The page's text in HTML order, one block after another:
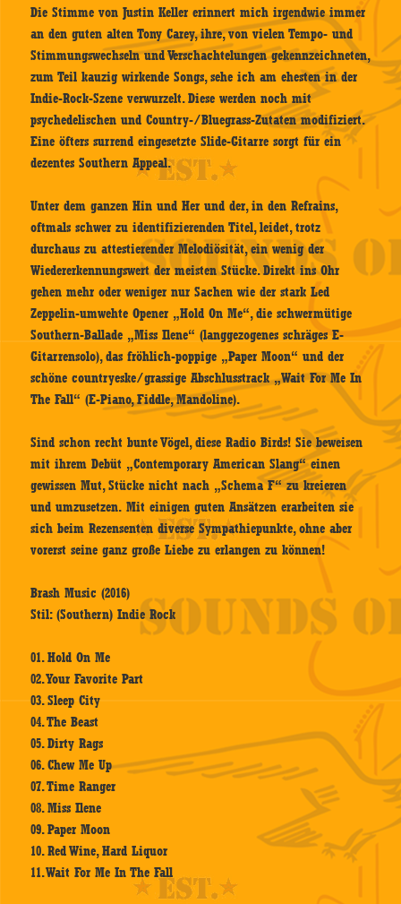
Die Stimme von Justin Keller erinnert mich irgendwie immer
an den guten alten Tony Carey, ihre, von vielen Tempo- und
Stimmungswechseln und Verschachtelungen gekennzeichneten,
zum Teil kauzig wirkende Songs, sehe ich am ehesten in der
Indie-Rock-Szene verwurzelt. Diese werden noch mit
psychedelischen und Country-/Bluegrass-Zutaten modifiziert.
Eine öfters surrend eingesetzte Slide-Gitarre sorgt für ein
dezentes Southern Appeal.
Unter dem ganzen Hin und Her und der, in den Refrains,
oftmals schwer zu identifizierenden Titel, leidet, trotz
durchaus zu attestierender Melodiösität, ein wenig der
Wiedererkennungswert der meisten Stücke. Direkt ins Ohr
gehen mehr oder weniger nur Sachen wie der stark Led
Zeppelin-umwehte Opener „Hold On Me“, die schwermütige
Southern-Ballade „Miss Ilene“ (langgezogenes schräges E-
Gitarrensolo), das fröhlich-poppige „Paper Moon“ und der
schöne countryeske/grassige Abschlusstrack „Wait For Me In
The Fall“ (E-Piano, Fiddle, Mandoline).
Sind schon recht bunte Vögel, diese Radio Birds! Sie beweisen
mit ihrem Debüt „Contemporary American Slang“ einen
gewissen Mut, Stücke nicht nach „Schema F“ zu kreieren
und umzusetzen. Mit einigen guten Ansätzen erarbeiten sie
sich beim Rezensenten diverse Sympathiepunkte, ohne aber
vorerst seine ganz große Liebe zu erlangen zu können!
Brash Music (2016)
Stil: (Southern) Indie Rock
01. Hold On Me
02. Your Favorite Part
03. Sleep City
04. The Beast
05. Dirty Rags
06. Chew Me Up
07. Time Ranger
08. Miss Ilene
09. Paper Moon
10. Red Wine, Hard Liquor
11. Wait For Me In The Fall